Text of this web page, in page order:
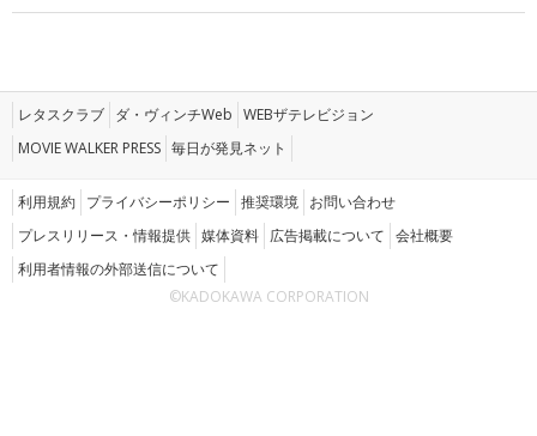
レタスクラブ ダ・ヴィンチWeb WEBザテレビジョン
MOVIE WALKER PRESS 毎日が発見ネット
利用規約 プライバシーポリシー 推奨環境 お問い合わせ
プレスリリース・情報提供 媒体資料 広告掲載について 会社概要
利用者情報の外部送信について
©KADOKAWA CORPORATION